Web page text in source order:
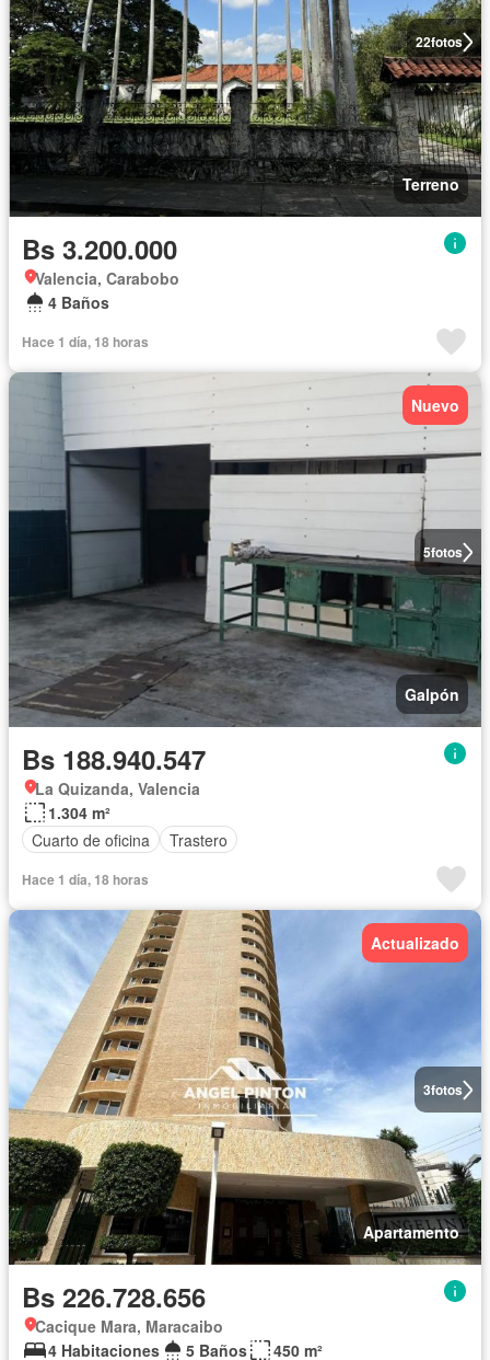
22fotos
Terreno
Bs 3.200.000
Valencia, Carabobo
4 Baños
Hace 1 día, 18 horas
5fotos
Nuevo
Galpón
Bs 188.940.547
La Quizanda, Valencia
1.304 m²
Cuarto de oficina
Trastero
Hace 1 día, 18 horas
3fotos
Actualizado
Apartamento
Bs 226.728.656
Cacique Mara, Maracaibo
4 Habitaciones
5 Baños 450 m²